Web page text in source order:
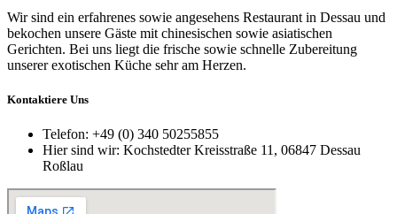
Wir sind ein erfahrenes sowie angesehens Restaurant in Dessau und
bekochen unsere Gäste mit chinesischen sowie asiatischen
Gerichten. Bei uns liegt die frische sowie schnelle Zubereitung
unserer exotischen Küche sehr am Herzen.
Kontaktiere Uns
Telefon: +49 (0) 340 50255855
Hier sind wir: Kochstedter Kreisstraße 11, 06847 Dessau
Roßlau